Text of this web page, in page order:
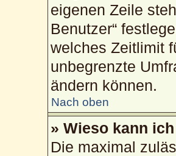
eigenen Zeile
Benutzer“
welches Zeitlimit
unbegrenzte
ändern können.
Nach oben
» Wieso kann
Die maximal